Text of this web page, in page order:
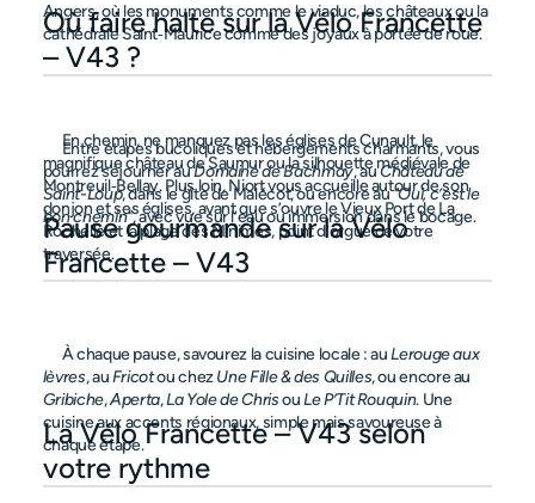
Angers, où les monuments comme le viaduc, les châteaux ou la
cathédrale Saint‑Maurice comme des joyaux à portée de roue.
      En chemin, ne manquez pas les églises de Cunault, le
magnifique château de Saumur ou la silhouette médiévale de
Montreuil‑Bellay. Plus loin, Niort vous accueille autour de son
donjon et ses églises, avant que s’ouvre le Vieux Port de La
Rochelle et la plage des Minimes, point d’orgue de votre
traversée.
Où faire halte sur la Vélo Francette
– V43 ?
      Entre étapes bucoliques et hébergements charmants, vous
pourrez séjourner au Domaine de Bachmay, au Château de
Saint-Loup, dans le gîte de Malécot, ou encore au "Oui, c’est le
bon chemin", avec vue sur l’eau ou immersion dans le bocage.
Pause gourmande sur la Vélo
Francette – V43
      À chaque pause, savourez la cuisine locale : au
Lerouge aux
lèvres, au Fricot ou chez Une Fille & des Quilles
Gribiche, Aperta, La Yole de Chris ou Le P’Tit Rouquin. Une
cuisine aux accents régionaux, simple mais savoureuse à
chaque étape.
La Vélo Francette – V43 selon
votre rythme